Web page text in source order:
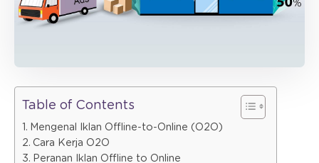
Table of Contents
Mengenal Iklan Offline-to-Online (O2O)
Cara Kerja O2O
Peranan Iklan Offline to Online